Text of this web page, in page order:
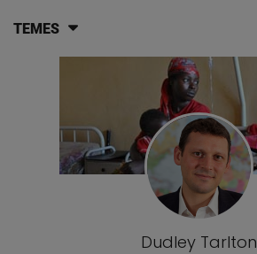
TEMES
Llistat d'articles del blog
Dudley Tarlton